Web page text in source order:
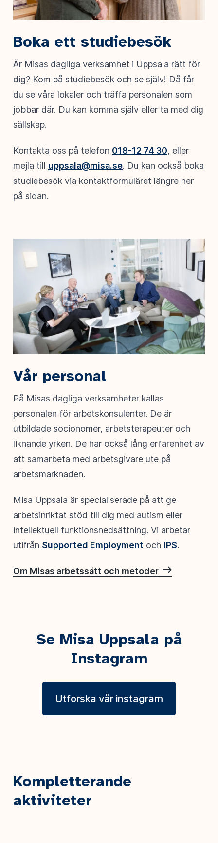
Boka ett studiebesök
Är Misas dagliga verksamhet i Uppsala rätt för
dig? Kom på studiebesök och se själv! Då får
du se våra lokaler och träffa personalen som
jobbar där. Du kan komma själv eller ta med dig
sällskap.
Kontakta oss på telefon 018-12 74 30, eller
mejla till uppsala@misa.se. Du kan också boka
studiebesök via kontaktformuläret längre ner
på sidan.
Vår personal
På Misas dagliga verksamheter kallas
personalen för arbetskonsulenter. De är
utbildade socionomer, arbetsterapeuter och
liknande yrken. De har också lång erfarenhet av
att samarbeta med arbetsgivare ute på
arbetsmarknaden.
Misa Uppsala är specialiserade på att ge
arbetsinriktat stöd till dig med autism eller
intellektuell funktionsnedsättning. Vi arbetar
utifrån Supported Employment och IPS.
Om Misas arbetssätt och metoder
Se Misa Uppsala på
Instagram
Utforska vår instagram
Kompletterande
aktiviteter